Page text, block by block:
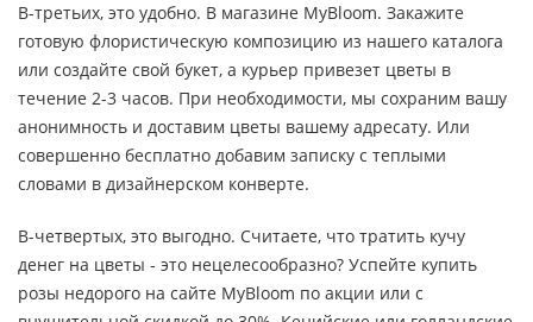
В-третьих, это удобно. В магазине MyBloom. Закажите
готовую флористическую композицию из нашего каталога
или создайте свой букет, а курьер привезет цветы в
течение 2-3 часов. При необходимости, мы сохраним вашу
анонимность и доставим цветы вашему адресату. Или
совершенно бесплатно добавим записку с теплыми
словами в дизайнерском конверте.
В-четвертых, это выгодно. Считаете, что тратить кучу
денег на цветы - это нецелесообразно? Успейте купить
розы недорого на сайте MyBloom по акции или с